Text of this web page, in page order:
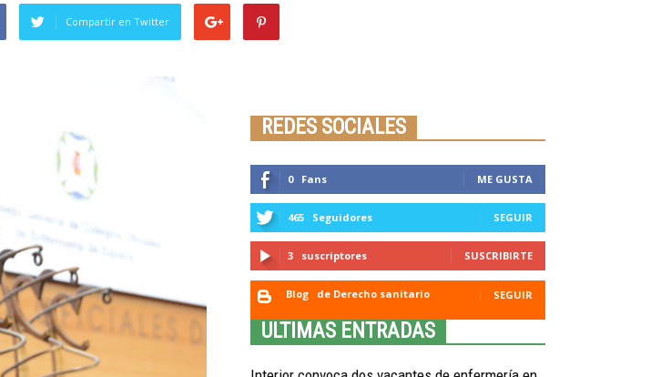
Compartir en Twitter
REDES SOCIALES
0 Fans ME GUSTA
465 Seguidores SEGUIR
3 suscriptores SUSCRIBIRTE
Blog de Derecho sanitario SEGUIR
ULTIMAS ENTRADAS